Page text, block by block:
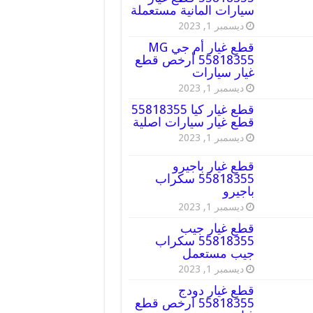
سيارات المانية مستعملة
ديسمبر 1, 2023
قطع غيار أم جي MG
55818355 أرخص قطع
غيار سيارات
ديسمبر 1, 2023
قطع غيار كيا 55818355
قطع غيار سيارات اصلية
ديسمبر 1, 2023
قطع غيار باجيرو
55818355 سكراب
باجيرو
ديسمبر 1, 2023
قطع غيار جيب
55818355 سكراب
جيب مستعمل
ديسمبر 1, 2023
قطع غيار دودج
55818355 ارخص قطع